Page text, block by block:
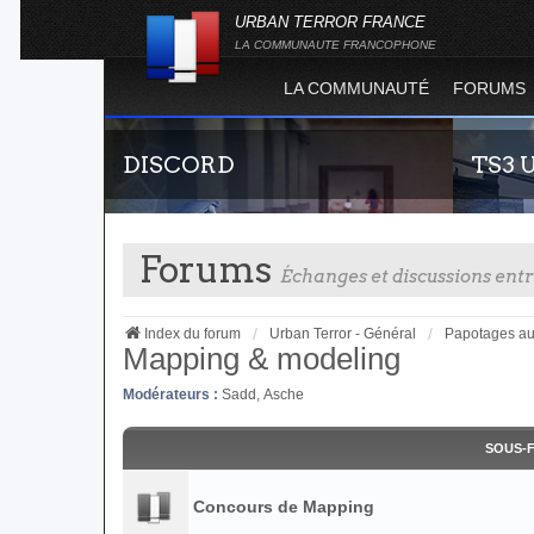
URBAN TERROR FRANCE
LA COMMUNAUTE FRANCOPHONE
LA COMMUNAUTÉ FORUMS
DISCORD
Rejoignez-nous sur le discord Urban Terror
France !
TS3
vous
Forums Échanges et discussions
Index du forum Urban Terror - Général Papotages
Mapping & modeling
Modérateurs : Sadd , Asche
SOUS-
Concours de Mapping